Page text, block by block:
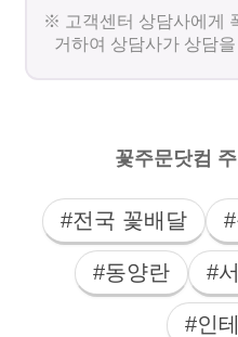
※ 고객센터 상담사에게
거하여 상담사가 상담
꽃주문닷컴
#전국 꽃배달
#동양란 #
#인